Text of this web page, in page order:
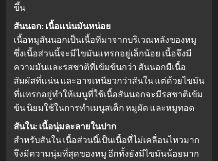
ขึ้น
สันนอก: เนื้อแน่นมันหน่อย
เนื้อหมูสันนอกเป็นเนื้อที่มาจากบริเวณหลังของหมู
ซึ่งเนื้อส่วนนี้จะมีไขมันแทรกอยู่เล็กน้อย เนื้อจึงมี
ความมันและรสชาติที่เข้มข้นกว่า สันนอกมีเนื้อ
สัมผัสที่แน่น และอาจเหนียวกว่าสันใน แต่ด้วยไขมัน
ที่แทรกอยู่ทำให้เมนูที่ใช้เนื้อสันนอกจะมีรสชาติเข้ม
ข้น นิยมใช้ในการทำเมนูสเต็ก หมูผัด และหมูทอด
สันใน: เนื้อนุ่มละลายในปาก
สำหรับสันใน เนื้อส่วนนี้เป็นเนื้อที่ไม่เคลื่อนไหวมาก
จึงมีความนุ่มที่สุดของหมู อีกทั้งยังมีไขมันน้อยมาก